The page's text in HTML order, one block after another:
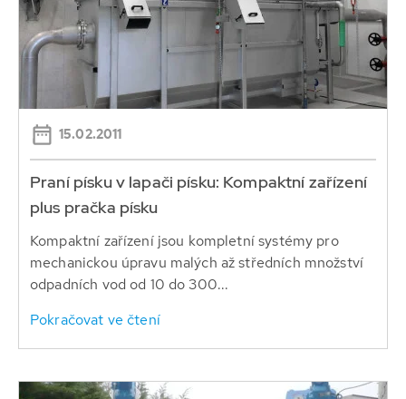
15.02.2011
Praní písku v lapači písku: Kompaktní zařízení
plus pračka písku
Kompaktní zařízení jsou kompletní systémy pro
mechanickou úpravu malých až středních množství
odpadních vod od 10 do 300...
Pokračovat ve čtení